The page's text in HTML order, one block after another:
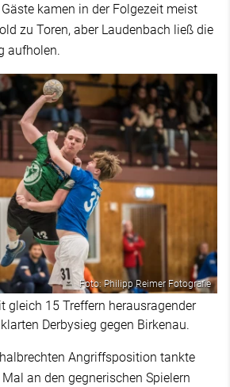
kamen in der Folgezeit meist
zu Toren, aber Laudenbach ließ die
aufholen.
Foto: Philipp Reimer Fotografie
gleich 15 Treffern herausragender
Derbysieg gegen Birkenau.
Angriffsposition tankte
an den gegnerischen Spielern